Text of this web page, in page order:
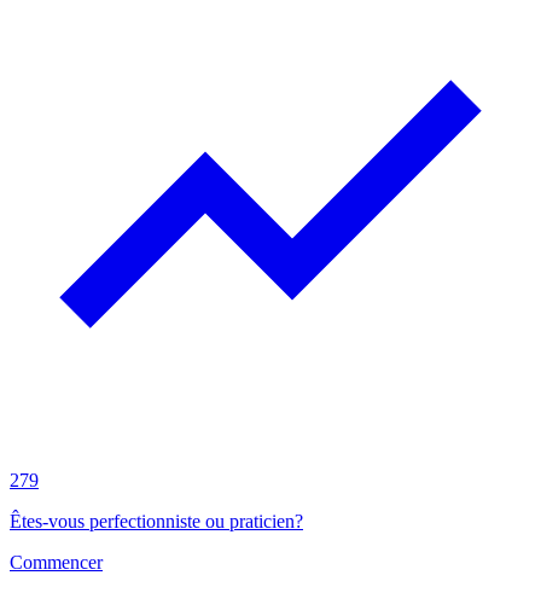
279
Êtes-vous perfectionniste ou praticien?
Commencer